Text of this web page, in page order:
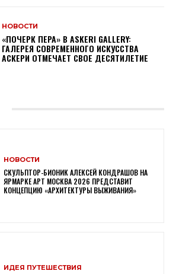
НОВОСТИ
«ПОЧЕРК ПЕРА» В ASKERI GALLERY:
ГАЛЕРЕЯ СОВРЕМЕННОГО ИСКУССТВА
АСКЕРИ ОТМЕЧАЕТ СВОЕ ДЕСЯТИЛЕТИЕ
НОВОСТИ
СКУЛЬПТОР-БИОНИК АЛЕКСЕЙ КОНДРАШОВ НА
ЯРМАРКЕ АРТ МОСКВА 2026 ПРЕДСТАВИТ
КОНЦЕПЦИЮ «АРХИТЕКТУРЫ ВЫЖИВАНИЯ»
ИДЕЯ ПУТЕШЕСТВИЯ